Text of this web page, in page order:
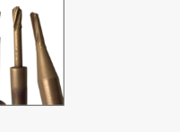
перейти